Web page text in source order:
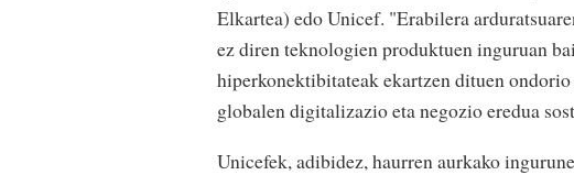
Elkartea) edo Unicef. "Erabilera
ez diren teknologien produktuen inguruan
hiperkonektibitateak ekartzen dituen
globalen digitalizazio eta negozio eredua
Unicefek, adibidez, haurren aurkako